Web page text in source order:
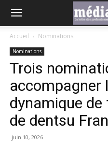
Accueil Nominations
Nominations
Trois
accompagner
dynamique
de dentsu
juin 10, 2026